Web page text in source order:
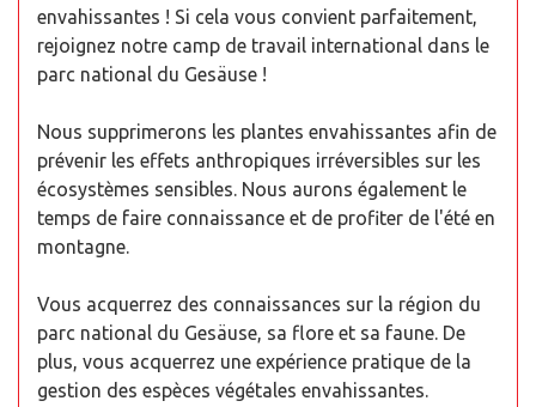
envahissantes ! Si cela vous convient parfaitement,
rejoignez notre camp de travail international dans le
parc national du Gesäuse !
Nous supprimerons les plantes envahissantes afin de
prévenir les effets anthropiques irréversibles sur les
écosystèmes sensibles. Nous aurons également le
temps de faire connaissance et de profiter de l'été en
montagne.
Vous acquerrez des connaissances sur la région du
parc national du Gesäuse, sa flore et sa faune. De
plus, vous acquerrez une expérience pratique de la
gestion des espèces végétales envahissantes.